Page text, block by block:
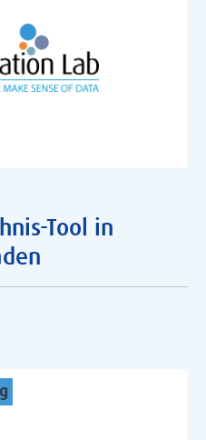
Tool in